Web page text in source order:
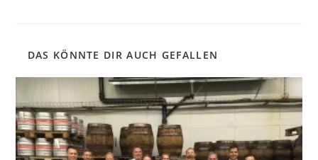
DAS KÖNNTE DIR AUCH GEFALLEN